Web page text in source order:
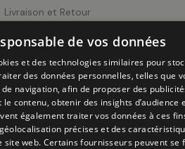
Livraison et Retour
CGV
Page Cookies
Politique de Confidentialité
de vos données
et des technologies similaires pour
des données personnelles, telles que
navigation, afin de proposer des
contenu, obtenir des insights d’audience
également traiter vos données à ces
précises et des
site web. Certains fournisseurs peuvent se